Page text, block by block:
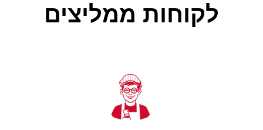
לקוחות ממליצים